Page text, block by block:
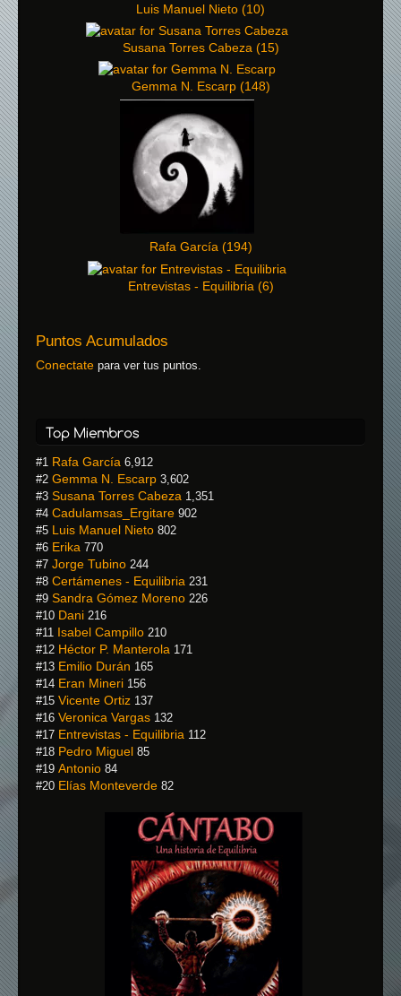
Luis Manuel Nieto (10)
Susana Torres Cabeza (15)
Gemma N. Escarp (148)
Rafa García (194)
Entrevistas - Equilibria (6)
Puntos Acumulados
Conectate para ver tus puntos.
#1 Rafa García 6,912
#2 Gemma N. Escarp 3,602
#3 Susana Torres Cabeza 1,351
#4 Cadulamsas_Ergitare 902
#5 Luis Manuel Nieto 802
#6 Erika 770
#7 Jorge Tubino 244
#8 Certámenes - Equilibria 231
#9 Sandra Gómez Moreno 226
#10 Dani 216
#11 Isabel Campillo 210
#12 Héctor P. Manterola 171
#13 Emilio Durán 165
#14 Eran Mineri 156
#15 Vicente Ortiz 137
#16 Veronica Vargas 132
#17 Entrevistas - Equilibria 112
#18 Pedro Miguel 85
#19 Antonio 84
#20 Elías Monteverde 82